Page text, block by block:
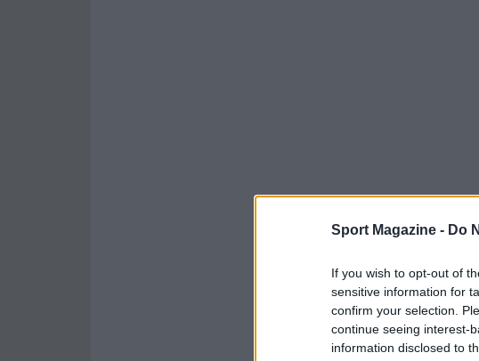
Sport Magazine - Do
If you wish to opt-out of
sensitive information for
confirm your selection.
continue seeing interest-
information disclosed to